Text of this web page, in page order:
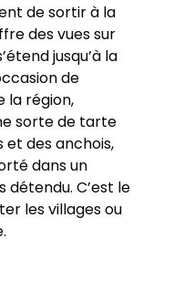
de sortir à la
des vues sur
jusqu’à la
de
la région,
sorte de tarte
et des anchois,
dans un
C’est le
les villages ou